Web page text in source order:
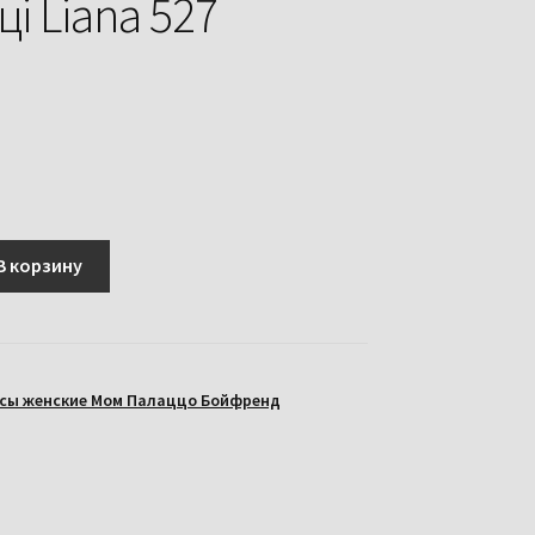
Liana 527
корзину
женские Мом Палаццо Бойфренд